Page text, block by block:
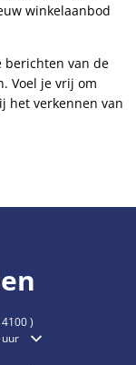
winkelaanbod
berichten van de
Voel je vrij om
het verkennen van
)
te verbergen